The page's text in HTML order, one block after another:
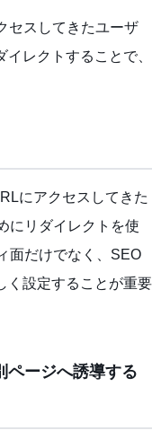
セスしてきたユーザ
レクトすることで、
にアクセスしてきた
にリダイレクトを使
面だけでなく、SEO
く設定することが重要
ページへ誘導する